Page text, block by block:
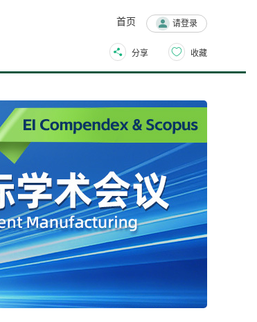
首页 请登录
分享 收藏